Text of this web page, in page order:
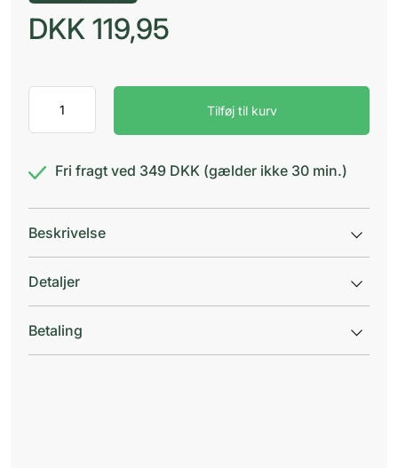
DKK 119,95
SHOTS
IMMUNITY
Tilføj til kurv
Fri fragt ved 349 DKK (gælder ikke 30 min.)
Beskrivelse
Detaljer
Betaling